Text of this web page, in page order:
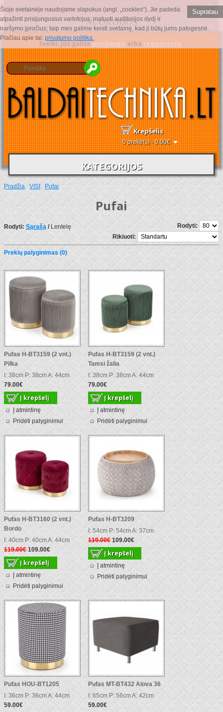
Kalba :
Krepšelis
0 prekė(s) - 0.00€
Sveiki, jūs galiteprisijungti arba registruotis.
NUORODOS
KATEGORIJOS
Pradžia / VISI / Pufai
Pufai
Rodyti: Sąrašą /Lentelę
Rodyti:
Rikiuoti:
Prekių palyginimas (0)
Pufas H-BT3159 (2 vnt.)
Pilka
I: 38cm P: 38cm A: 44cm
79.00€
Į atmintinę
Pridėti palyginimui
Pufas H-BT3159 (2 vnt.)
Tamsi žalia
I: 38cm P: 38cm A: 44cm
79.00€
Į atmintinę
Pridėti palyginimui
Pufas H-BT3160 (2 vnt.)
Bordo
I: 40cm P: 40cm A: 44cm
119.00€ 109.00€
Į atmintinę
Pridėti palyginimui
Pufas H-BT3209
I: 54cm P: 54cm A: 37cm
119.00€ 109.00€
Į atmintinę
Pridėti palyginimui
Pufas HOU-BT1205
I: 36cm P: 36cm A: 44cm
59.00€
Pufas MT-BT432 Alova 36
I: 65cm P: 56cm A: 42cm
59.00€
Supratau
Šioje svetainėje naudojame slapukus (angl. „cookies“). Jie padeda
atpažinti prisijungusius vartotojus, matuoti auditorijos dydį ir
naršymo įpročius; taip mes galime keisti svetainę, kad ji būtų jums patogesnė.
Plačiau apie tai: privatumo politika.